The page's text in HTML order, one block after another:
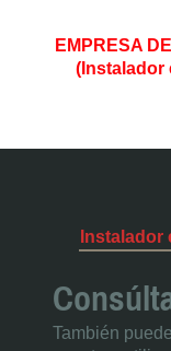
EMPRESA
(Instalador
Instalador
También